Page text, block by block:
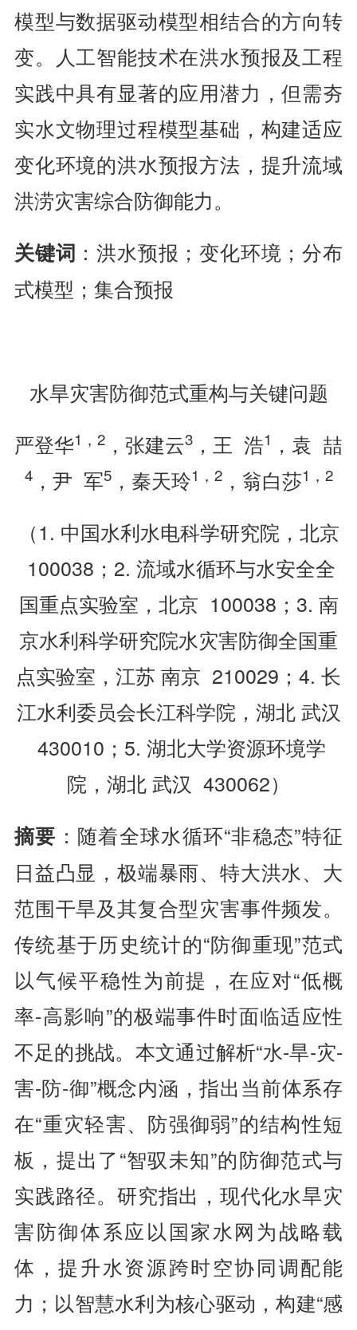
模型与数据驱动模型相结合的方向转
变。人工智能技术在洪水预报及工程
实践中具有显著的应用潜力，但需夯
实水文物理过程模型基础，构建适应
变化环境的洪水预报方法，提升流域
洪涝灾害综合防御能力。
关键词 ：洪水预报；变化环境；分布
式模型；集合预报
水旱灾害防御范式重构与关键问题
严登华1 ， 2 ，张建云3 ，王 浩1 ，袁 喆
4，尹 军5，秦天玲1 ， 2，翁白莎1 ， 2
（1. 中国水利水电科学研究院，北京
100038；2. 流域水循环与水安全全
国重点实验室，北京 100038；3. 南
京水利科学研究院水灾害防御全国重
点实验室，江苏 南京 210029；4. 长
江水利委员会长江科学院，湖北 武汉
430010；5. 湖北大学资源环境学
院，湖北 武汉 430062）
摘要 ：随着全球水循环“非稳态”特征
日益凸显，极端暴雨、特大洪水、大
范围干旱及其复合型灾害事件频发。
传统基于历史统计的“防御重现”范式
以气候平稳性为前提，在应对“低概
率-高影响”的极端事件时面临适应性
不足的挑战。本文通过解析“水-旱-灾-
害-防-御”概念内涵，指出当前体系存
在“重灾轻害、防强御弱”的结构性短
板，提出了“智驭未知”的防御范式与
实践路径。研究指出，现代化水旱灾
害防御体系应以国家水网为战略载
体，提升水资源跨时空协同调配能
力；以智慧水利为核心驱动，构建“感